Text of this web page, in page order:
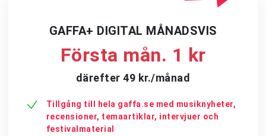
GAFFA+ DIGITAL MÅNADSVIS
Första mån. 1 kr
därefter 49 kr./månad
Tillgång till hela gaffa.se med musiknyheter,
recensioner, temaartiklar, intervjuer och
festivalmaterial